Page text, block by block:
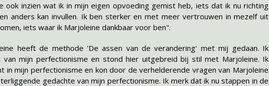
ook inzien wat ik in mijn eigen opvoeding gemist heb, iets dat ik nu richting
anders kan invullen. Ik ben sterker en met meer vertrouwen in mezelf uit
iets waar ik Marjoleine dankbaar voor ben".
heeft de methode 'De assen van de verandering' met mij gedaan. Ik
van mijn perfectionisme en stond hier uitgebreid bij stil met Marjoleine. Ik
in mijn perfectionisme en kon door de verhelderende vragen van Marjoleine
gedachte van mijn perfectionisme. Ik merk dat ik nu stappen in de